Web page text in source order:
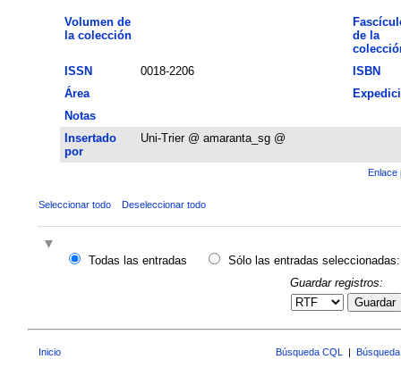
Volumen de
la colección
de la
ISSN
0018-2206
ISBN
Área
Notas
Insertado
por
Uni-Trier @ amaranta_sg @
Enlace
Seleccionar todo Deseleccionar todo
Todas las entradas
Sólo las entradas seleccionadas:
Guardar registros:
Guardar
Inicio Búsqueda CQL